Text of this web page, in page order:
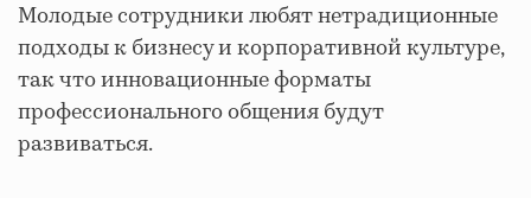
Молодые сотрудники любят нетрадиционные
подходы к бизнесу и корпоративной культуре,
так что инновационные форматы
профессионального общения будут
развиваться.